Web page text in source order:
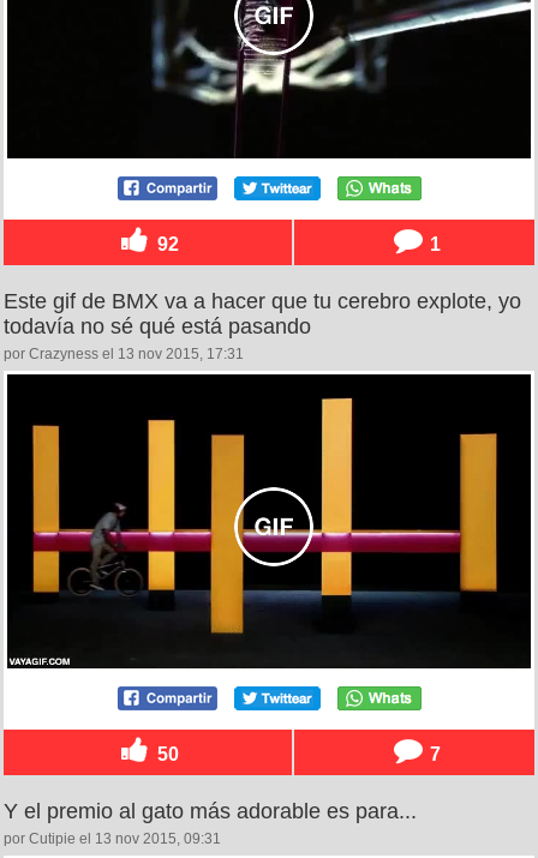
92 1
Este gif de BMX va a hacer que tu cerebro explote, yo
todavía no sé qué está pasando
por Crazyness el 13 nov 2015, 17:31
50 7
Y el premio al gato más adorable es para...
por Cutipie el 13 nov 2015, 09:31